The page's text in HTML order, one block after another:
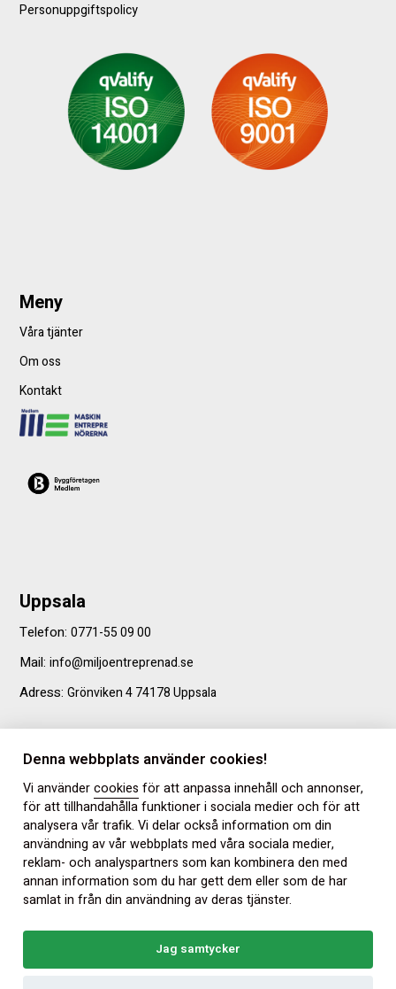
Personuppgiftspolicy
Meny
Våra tjänter
Om oss
Kontakt
Uppsala
Telefon:0771-55 09 00
Mail:info@miljoentreprenad.se
Adress:Grönviken 4 74178 Uppsala
Enköping
Telefon:0171-65 90 20
Mail:info@miljoentreprenad.se
Adress:Kvartsgatan 3 749 40 Enköping
Denna webbplats använder cookies!
Vi användercookies för att anpassa innehåll och annonser,
för att tillhandahålla funktioner i sociala medier och för att
analysera vår trafik. Vi delar också information om din
användning av vår webbplats med våra sociala medier,
reklam- och analyspartners som kan kombinera den med
annan information som du har gett dem eller som de har
samlat in från din användning av deras tjänster.
Jag samtycker